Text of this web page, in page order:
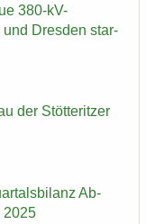
380-​kV-
und Dres­den star­
der Stöt­terit­zer
Ab­
2025